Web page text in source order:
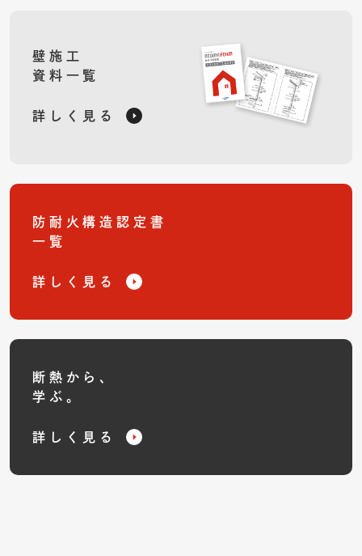
壁施工
資料一覧
詳しく見る
防耐火構造認定書
一覧
詳しく見る
断熱から、
学ぶ。
詳しく見る